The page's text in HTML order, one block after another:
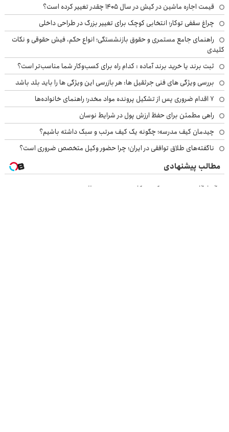
قیمت اجاره ماشین در کیش در سال ۱۴۰۵ چقدر تغییر کرده است؟
چراغ سقفی توکار؛ انتخابی کوچک برای تغییر بزرگ در طراحی داخلی
راهنمای جامع مستمری و حقوق بازنشستگی؛ انواع حکم، فیش حقوقی و نکات
کلیدی
ثبت برند یا خرید برند آماده : کدام راه برای کسب‌وکار شما مناسب‌تر است؟
بررسی ویژگی های فنی جرثقیل ها: هر بازرسی این ویژگی ها را باید بلد باشد
۷ اقدام ضروری پس از تشکیل پرونده مواد مخدر؛ راهنمای خانواده‌ها
راهی مطمئن برای حفظ ارزش پول در شرایط نوسان
چیدمان کیف مدرسه؛ چگونه یک کیف مرتب و سبک داشته باشیم؟
ناگفته‌های طلاق توافقی در ایران؛ چرا حضور وکیل متخصص ضروری است؟
مطالب پیشنهادی
دیگه انگلیسی صحبت کردن کار سختی نیست !!